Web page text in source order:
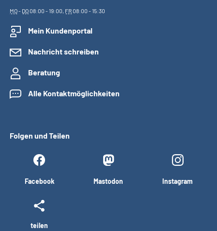
MO- DO08:00 - 19:00, FR08:00 - 15:30
Mein Kundenportal
Nachricht schreiben
Beratung
Alle Kontaktmöglichkeiten
Folgen und Teilen
Facebook Mastodon Instagram
teilen